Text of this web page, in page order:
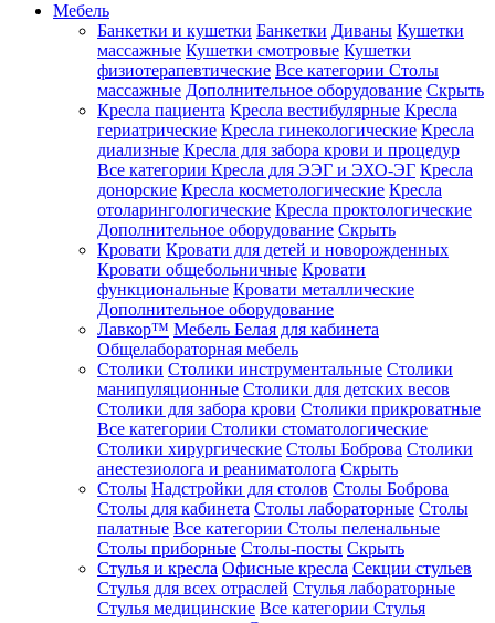
Мебель
Банкетки и кушетки Банкетки Диваны Кушетки
массажные Кушетки смотровые Кушетки
физиотерапевтические Все категории Столы
массажные Дополнительное оборудование Скрыть
Кресла пациента Кресла вестибулярные Кресла
гериатрические Кресла гинекологические Кресла
диализные Кресла для забора крови и процедур
Все категории Кресла для ЭЭГ и ЭХО-ЭГ Кресла
донорские Кресла косметологические Кресла
отоларингологические Кресла проктологические
Дополнительное оборудование Скрыть
Кровати Кровати для детей и новорожденных
Кровати общебольничные Кровати
функциональные Кровати металлические
Дополнительное оборудование
Лавкор™ Мебель Белая для кабинета
Общелабораторная мебель
Столики Столики инструментальные Столики
манипуляционные Столики для детских весов
Столики для забора крови Столики прикроватные
Все категории Столики стоматологические
Столики хирургические Столы Боброва Столики
анестезиолога и реаниматолога Скрыть
Столы Надстройки для столов Столы Боброва
Столы для кабинета Столы лабораторные Столы
палатные Все категории Столы пеленальные
Столы приборные Столы-посты Скрыть
Стулья и кресла Офисные кресла Секции стульев
Стулья для всех отраслей Стулья лабораторные
Стулья медицинские Все категории Стулья